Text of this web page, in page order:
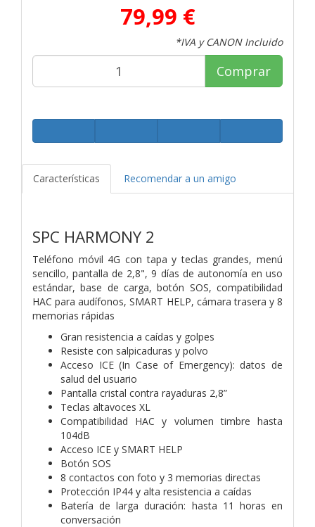
79,99 €
*IVA y CANON Incluido
Comprar
Características Recomendar a un amigo
SPC HARMONY 2
Teléfono móvil 4G con tapa y teclas grandes, menú
sencillo, pantalla de 2,8", 9 días de autonomía en uso
estándar, base de carga, botón SOS, compatibilidad
HAC para audífonos, SMART HELP, cámara trasera y 8
memorias rápidas
Gran resistencia a caídas y golpes
Resiste con salpicaduras y polvo
Acceso ICE (In Case of Emergency): datos de
salud del usuario
Pantalla cristal contra rayaduras 2,8”
Teclas altavoces XL
Compatibilidad HAC y volumen timbre hasta
104dB
Acceso ICE y SMART HELP
Botón SOS
8 contactos con foto y 3 memorias directas
Protección IP44 y alta resistencia a caídas
Batería de larga duración: hasta 11 horas en
conversación